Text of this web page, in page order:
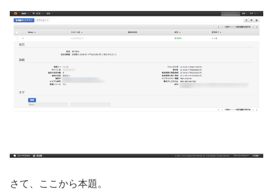
さて、ここから本題。